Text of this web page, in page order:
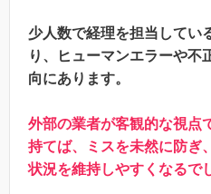
少人数で経理を担当してい
り、ヒューマンエラーや不
向にあります。
外部の業者が客観的な視点
持てば、ミスを未然に防ぎ
状況を維持しやすくなるで